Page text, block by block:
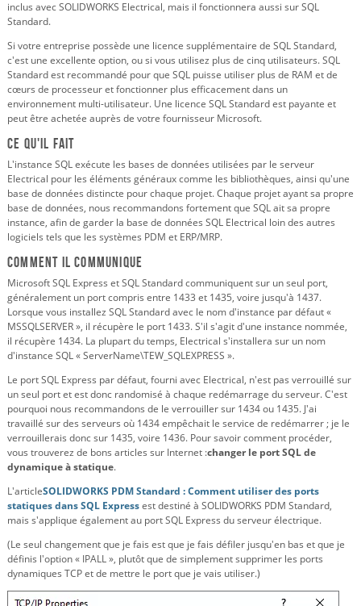
inclus avec SOLIDWORKS Electrical, mais il fonctionnera aussi sur SQL
Standard.
Si votre entreprise possède une licence supplémentaire de SQL Standard,
c'est une excellente option, ou si vous utilisez plus de cinq utilisateurs. SQL
Standard est recommandé pour que SQL puisse utiliser plus de RAM et de
cœurs de processeur et fonctionner plus efficacement dans un
environnement multi-utilisateur. Une licence SQL Standard est payante et
peut être achetée auprès de votre fournisseur Microsoft.
Ce qu'il fait
L'instance SQL exécute les bases de données utilisées par le serveur
Electrical pour les éléments généraux comme les bibliothèques, ainsi qu'une
base de données distincte pour chaque projet. Chaque projet ayant sa propre
base de données, nous recommandons fortement que SQL ait sa propre
instance, afin de garder la base de données SQL Electrical loin des autres
logiciels tels que les systèmes PDM et ERP/MRP.
Comment il communique
Microsoft SQL Express et SQL Standard communiquent sur un seul port,
généralement un port compris entre 1433 et 1435, voire jusqu'à 1437.
Lorsque vous installez SQL Standard avec le nom d'instance par défaut «
MSSQLSERVER », il récupère le port 1433. S'il s'agit d'une instance nommée,
il récupère 1434. La plupart du temps, Electrical s'installera sur un nom
d'instance SQL « ServerName\TEW_SQLEXPRESS ».
Le port SQL Express par défaut, fourni avec Electrical, n'est pas verrouillé sur
un seul port et est donc randomisé à chaque redémarrage du serveur. C'est
pourquoi nous recommandons de le verrouiller sur 1434 ou 1435. J'ai
travaillé sur des serveurs où 1434 empêchait le service de redémarrer ; je le
verrouillerais donc sur 1435, voire 1436. Pour savoir comment procéder,
vous trouverez de bons articles sur Internet :changer le port SQL de
dynamique à statique.
L'articleSOLIDWORKS PDM Standard : Comment utiliser des ports
statiques dans SQL Expressest destiné à SOLIDWORKS PDM Standard,
mais s'applique également au port SQL Express du serveur électrique.
(Le seul changement que je fais est que je fais défiler jusqu'en bas et que je
définis l'option « IPALL », plutôt que de simplement supprimer les ports
dynamiques TCP et de mettre le port que je vais utiliser.)